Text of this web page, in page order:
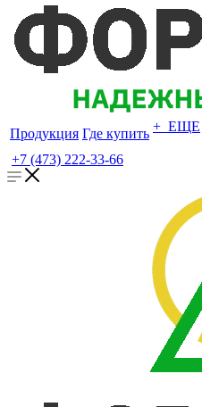
Продукция Где купить + ЕЩЕ
+7 (473) 222-33-66